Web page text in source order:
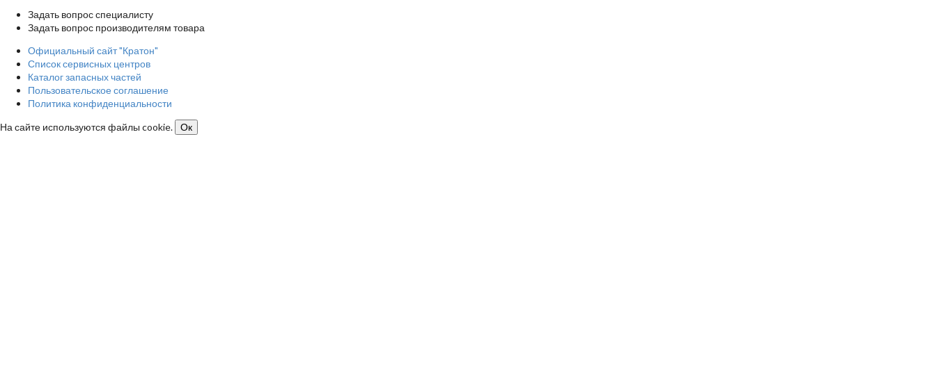
Задать вопрос специалисту
Задать вопрос производителям товара
Официальный сайт "Кратон"
Список сервисных центров
Каталог запасных частей
Пользовательское соглашение
Политика конфиденциальности
На сайте используются файлы cookie.
Ок